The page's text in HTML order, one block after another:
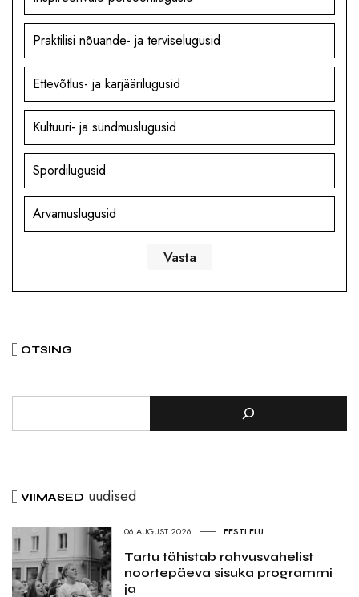
Praktilisi nõuande- ja terviselugusid
Ettevõtlus- ja karjäärilugusid
Kultuuri- ja sündmuslugusid
Spordilugusid
Arvamuslugusid
OTSING
VIIMASED uudised
06.AUGUST 2026 EESTI ELU
Tartu tähistab rahvusvahelist
noortepäeva sisuka programmi
ja